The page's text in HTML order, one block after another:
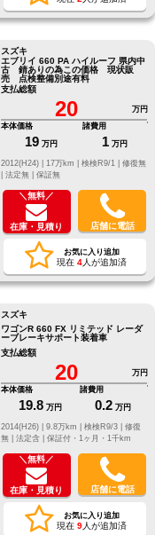
スズキ
エブリイ 660 PA ハイルーフ 県内中
古 錆ありの為この価格 現状販
売 点検整備別途有料
支払総額
20
万円
本体価格
19 万円
諸費用
1 万円
修復無
法定無 | 保証無
＼無料／
在庫・見積り 店舗に電話
お気に入り追加
現在 4人が追加済
スズキ
ワゴンR 660 FX リミテッド レーダ
ーブレーキサポート装着車
支払総額
20
万円
本体価格
19.8 万円
諸費用
0.2 万円
修復
無 | 法定含 | 保証付・1ヶ月・1千km
＼無料／
在庫・見積り 店舗に電話
お気に入り追加
現在 9人が追加済